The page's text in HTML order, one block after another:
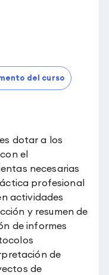
del curso
dotar a los
el
necesarias
profesional
actividades
y resumen de
de informes
de
de